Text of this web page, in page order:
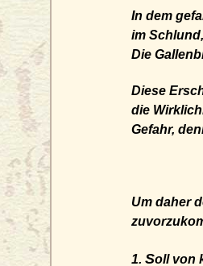
In dem
im
Die
Diese
die
Gefahr,
Um daher
1. Soll von